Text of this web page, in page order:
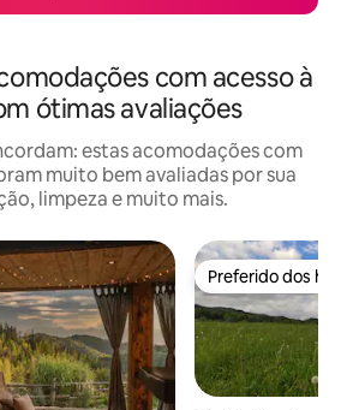
com acesso à
ótimas avaliações
estas acomodações com
muito bem avaliadas por sua
limpeza e muito mais.
Preferido dos
Preferido dos